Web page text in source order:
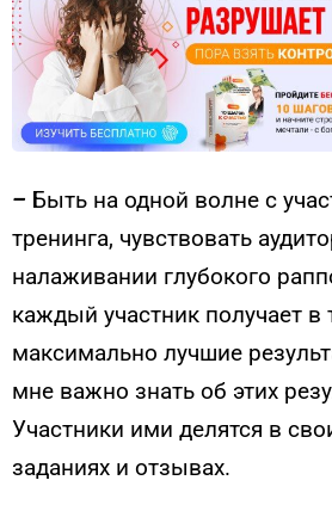
– Быть на одной волне с
тренинга, чувствовать
налаживании глубокого
каждый участник получает в
максимально лучшие
мне важно знать об этих
Участники ими делятся в
заданиях и отзывах.